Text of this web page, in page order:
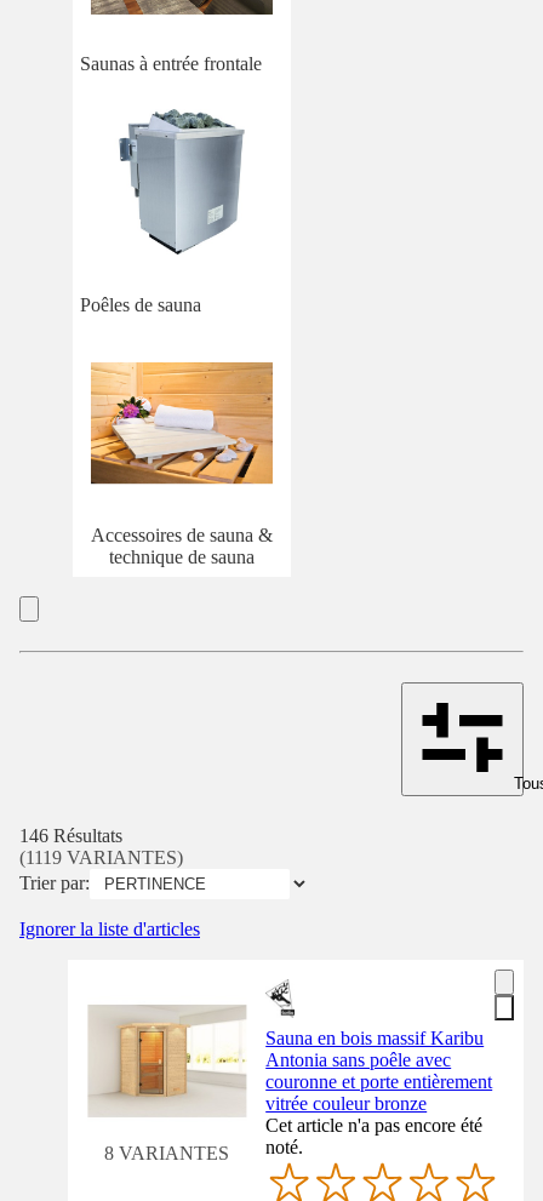
Saunas à entrée frontale
Poêles de sauna
Accessoires de sauna &
technique de sauna
146 Résultats
(1119 VARIANTES)
Trier par:
Ignorer la liste d'articles
8 VARIANTES
Sauna en bois massif Karibu
Antonia sans poêle avec
couronne et porte entièrement
vitrée couleur bronze
Cet article n'a pas encore été
noté.